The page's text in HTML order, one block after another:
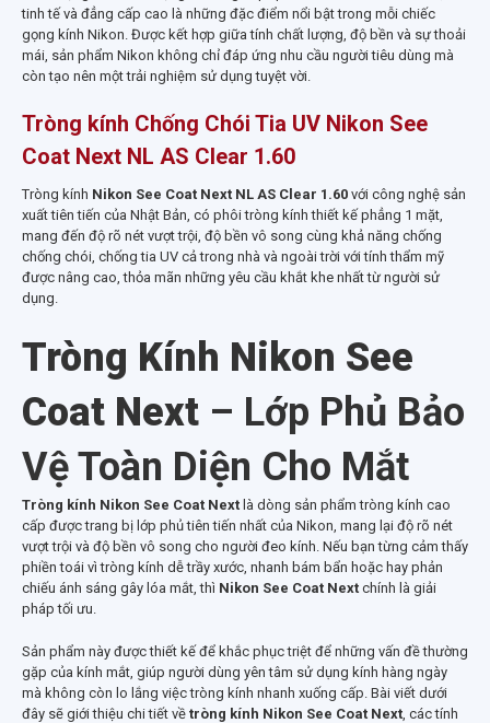
tinh tế và đẳng cấp cao là những đặc điểm nổi bật trong mỗi chiếc
gọng kính Nikon. Được kết hợp giữa tính chất lượng, độ bền và sự thoải
mái, sản phẩm Nikon không chỉ đáp ứng nhu cầu người tiêu dùng mà
còn tạo nên một trải nghiệm sử dụng tuyệt vời.
Tròng kính Chống Chói Tia UV Nikon See
Coat Next NL AS Clear 1.60
Tròng kính Nikon See Coat Next NL AS Clear 1.60 với công nghệ sản
xuất tiên tiến của Nhật Bản, có phôi tròng kính thiết kế phẳng 1 mặt,
mang đến độ rõ nét vượt trội, độ bền vô song cùng khả năng chống
chống chói, chống tia UV cả trong nhà và ngoài trời với tính thẩm mỹ
được nâng cao, thỏa mãn những yêu cầu khắt khe nhất từ người sử
dụng.
Tròng Kính Nikon See
Coat Next – Lớp Phủ Bảo
Vệ Toàn Diện Cho Mắt
Tròng kính Nikon See Coat Next là dòng sản phẩm tròng kính cao
cấp được trang bị lớp phủ tiên tiến nhất của Nikon, mang lại độ rõ nét
vượt trội và độ bền vô song cho người đeo kính. Nếu bạn từng cảm thấy
phiền toái vì tròng kính dễ trầy xước, nhanh bám bẩn hoặc hay phản
chiếu ánh sáng gây lóa mắt, thì Nikon See Coat Next chính là giải
pháp tối ưu.
Sản phẩm này được thiết kế để khắc phục triệt để những vấn đề thường
gặp của kính mắt, giúp người dùng yên tâm sử dụng kính hàng ngày
mà không còn lo lắng việc tròng kính nhanh xuống cấp. Bài viết dưới
đây sẽ giới thiệu chi tiết về tròng kính Nikon See Coat Next , các tính